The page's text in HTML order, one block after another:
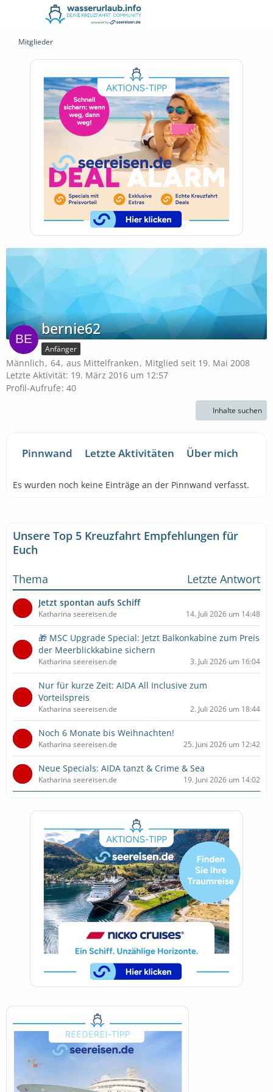
Mitglieder
bernie62
Anfänger
Männlich 64 aus Mittelfranken
Mitglied seit 19. Mai 2008
Letzte Aktivität: 19. März 2016 um 12:57
Profil-Aufrufe 40
Inhalte suchen
Pinnwand Letzte Aktivitäten Über mich
Es wurden noch keine Einträge an der Pinnwand verfasst.
Unsere Top 5 Kreuzfahrt Empfehlungen für
Euch
Thema
Letzte Antwort
Jetzt spontan aufs Schiff
Katharina seereisen.de 14. Juli 2026 um 14:48
🎁 MSC Upgrade Special: Jetzt Balkonkabine zum Preis
der Meerblickkabine sichern
Katharina seereisen.de 3. Juli 2026 um 16:04
Nur für kurze Zeit: AIDA All Inclusive zum
Vorteilspreis
Katharina seereisen.de 2. Juli 2026 um 18:44
Noch 6 Monate bis Weihnachten!
Katharina seereisen.de 25. Juni 2026 um 12:42
Neue Specials: AIDA tanzt & Crime & Sea
Katharina seereisen.de 19. Juni 2026 um 14:02